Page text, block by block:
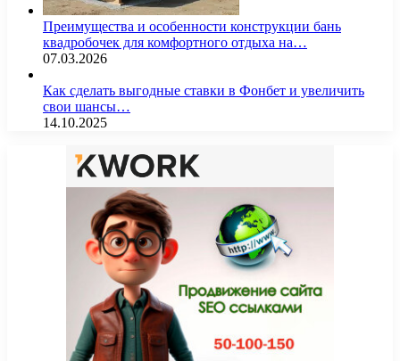
Преимущества и особенности конструкции бань
квадробочек для комфортного отдыха на…
07.03.2026
Как сделать выгодные ставки в Фонбет и увеличить
свои шансы…
14.10.2025